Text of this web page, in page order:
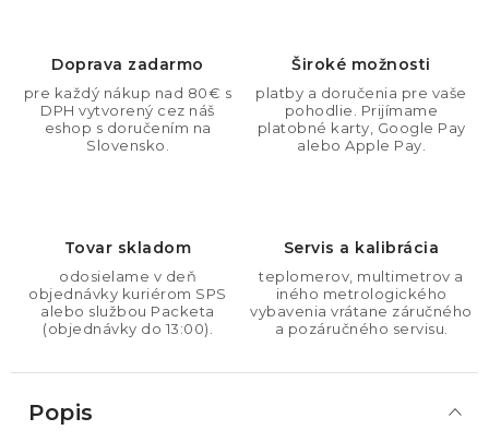
Doprava zadarmo
pre každý nákup nad 80€ s
DPH vytvorený cez náš
eshop s doručením na
Slovensko.
Široké možnosti
platby a doručenia pre vaše
pohodlie. Prijímame
platobné karty, Google Pay
alebo Apple Pay.
Tovar skladom
odosielame v deň
objednávky kuriérom SPS
alebo službou Packeta
(objednávky do 13:00).
Servis a kalibrácia
teplomerov, multimetrov a
iného metrologického
vybavenia vrátane záručného
a pozáručného servisu.
Popis